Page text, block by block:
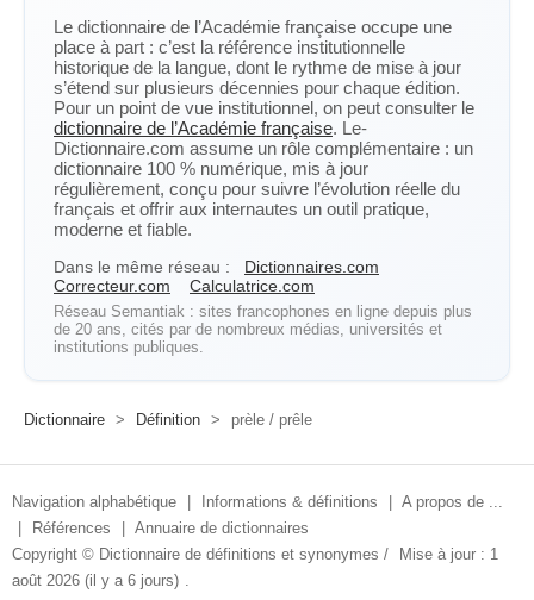
Le dictionnaire de l’Académie française occupe une
place à part : c’est la référence institutionnelle
historique de la langue, dont le rythme de mise à jour
s’étend sur plusieurs décennies pour chaque édition.
Pour un point de vue institutionnel, on peut consulter le
dictionnaire de l’Académie française. Le-
Dictionnaire.com assume un rôle complémentaire : un
dictionnaire 100 % numérique, mis à jour
régulièrement, conçu pour suivre l’évolution réelle du
français et offrir aux internautes un outil pratique,
moderne et fiable.
Dans le même réseau :
Dictionnaires.com
Correcteur.com
Calculatrice.com
Réseau Semantiak : sites francophones en ligne depuis plus
de 20 ans, cités par de nombreux médias, universités et
institutions publiques.
Dictionnaire > Définition > prèle / prêle
Navigation alphabétique Informations & définitions
A propos de ...
Références
Annuaire de dictionnaires
Copyright © Dictionnaire de définitions et synonymes /
Mise à jour : 1
août 2026 (il y a 6 jours) .